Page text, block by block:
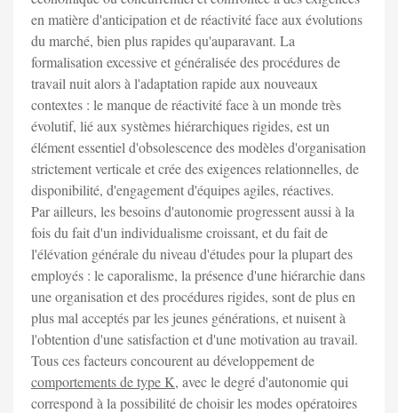
en matière d'anticipation et de réactivité face aux évolutions
du marché, bien plus rapides qu'auparavant. La
formalisation excessive et généralisée des procédures de
travail nuit alors à l'adaptation rapide aux nouveaux
contextes : le manque de réactivité face à un monde très
évolutif, lié aux systèmes hiérarchiques rigides, est un
élément essentiel d'obsolescence des modèles d'organisation
strictement verticale et crée des exigences relationnelles, de
disponibilité, d'engagement d'équipes agiles, réactives.
Par ailleurs, les besoins d'autonomie progressent aussi à la
fois du fait d'un individualisme croissant, et du fait de
l'élévation générale du niveau d'études pour la plupart des
employés : le caporalisme, la présence d'une hiérarchie dans
une organisation et des procédures rigides, sont de plus en
plus mal acceptés par les jeunes générations, et nuisent à
l'obtention d'une satisfaction et d'une motivation au travail.
Tous ces facteurs concourent au développement de
comportements de type K, avec le degré d'autonomie qui
correspond à la possibilité de choisir les modes opératoires